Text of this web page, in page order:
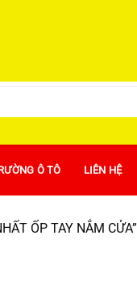
Ô TÔ LIÊN HỆ
ỐP TAY NẮM CỬA”